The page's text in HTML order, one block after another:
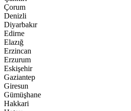
Çorum
Denizli
Diyarbakır
Edirne
Elazığ
Erzincan
Erzurum
Eskişehir
Gaziantep
Giresun
Gümüşhane
Hakkari